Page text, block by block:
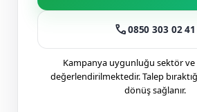
call0850 303 02 41
Kampanya uygunluğu sektör
değerlendirilmektedir. Talep
dönüş sağlanır.